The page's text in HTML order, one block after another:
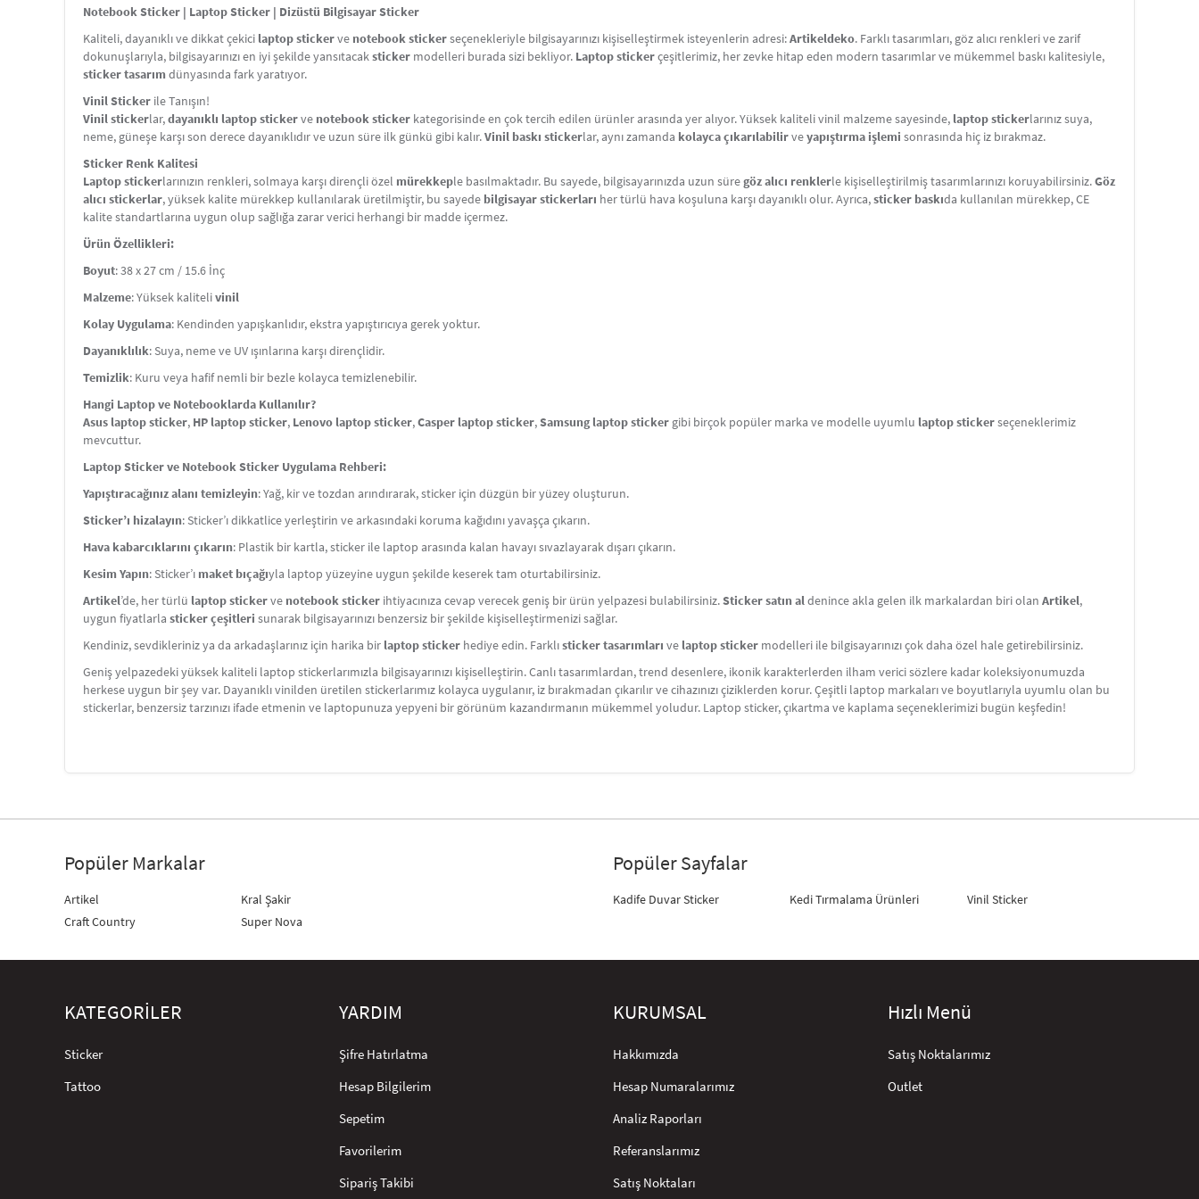
Notebook Sticker | Laptop Sticker | Dizüstü Bilgisayar Sticker
Kaliteli, dayanıklı ve dikkat çekici laptop stickerve notebook stickerseçenekleriyle bilgisayarınızı kişiselleştirmek isteyenlerin adresi:Artikeldeko. Farklı tasarımları, göz alıcı renkleri ve zarif
dokunuşlarıyla, bilgisayarınızı en iyi şekilde yansıtacaksticker modelleri burada sizi bekliyor. Laptop stickerçeşitlerimiz, her zevke hitap eden modern tasarımlar ve mükemmel baskı kalitesiyle,
sticker tasarım dünyasında fark yaratıyor.
Vinil Sticker ile Tanışın!
Vinil stickerlar,dayanıklı laptop stickerve notebook sticker kategorisinde en çok tercih edilen ürünler arasında yer alıyor. Yüksek kaliteli vinil malzeme sayesinde, laptop stickerlarınız suya,
neme, güneşe karşı son derece dayanıklıdır ve uzun süre ilk günkü gibi kalır.Vinil baskı stickerlar, aynı zamanda kolayca çıkarılabilirveyapıştırma işlemi sonrasında hiç iz bırakmaz.
Sticker Renk Kalitesi
Laptop stickerlarınızın renkleri, solmaya karşı dirençli özel mürekkeple basılmaktadır. Bu sayede, bilgisayarınızda uzun süregöz alıcı renklerle kişiselleştirilmiş tasarımlarınızı koruyabilirsiniz.Göz
alıcı stickerlar, yüksek kalite mürekkep kullanılarak üretilmiştir, bu sayede bilgisayar stickerları her türlü hava koşuluna karşı dayanıklı olur. Ayrıca,sticker baskıda kullanılan mürekkep, CE
kalite standartlarına uygun olup sağlığa zarar verici herhangi bir madde içermez.
Ürün Özellikleri:
Boyut: 38 x 27 cm / 15.6 İnç
Malzeme: Yüksek kalitelivinil
Kolay Uygulama: Kendinden yapışkanlıdır, ekstra yapıştırıcıya gerek yoktur.
Dayanıklılık: Suya, neme ve UV ışınlarına karşı dirençlidir.
Temizlik: Kuru veya hafif nemli bir bezle kolayca temizlenebilir.
Hangi Laptop ve Notebooklarda Kullanılır?
Asus laptop sticker, HP laptop sticker, Lenovo laptop sticker,Casper laptop sticker,Samsung laptop sticker gibi birçok popüler marka ve modelle uyumlu laptop stickerseçeneklerimiz
mevcuttur.
Laptop Sticker ve Notebook Sticker Uygulama Rehberi:
Yapıştıracağınız alanı temizleyin: Yağ, kir ve tozdan arındırarak, sticker için düzgün bir yüzey oluşturun.
Sticker’ı hizalayın: Sticker’ı dikkatlice yerleştirin ve arkasındaki koruma kağıdını yavaşça çıkarın.
Hava kabarcıklarını çıkarın: Plastik bir kartla, sticker ile laptop arasında kalan havayı sıvazlayarak dışarı çıkarın.
Kesim Yapın: Sticker’ı maket bıçağıyla laptop yüzeyine uygun şekilde keserek tam oturtabilirsiniz.
Artikel’de, her türlü laptop stickerve notebook sticker ihtiyacınıza cevap verecek geniş bir ürün yelpazesi bulabilirsiniz.Sticker satın aldenince akla gelen ilk markalardan biri olan Artikel,
uygun fiyatlarla sticker çeşitleri sunarak bilgisayarınızı benzersiz bir şekilde kişiselleştirmenizi sağlar.
Kendiniz, sevdikleriniz ya da arkadaşlarınız için harika bir laptop sticker hediye edin. Farklısticker tasarımları ve laptop sticker modelleri ile bilgisayarınızı çok daha özel hale getirebilirsiniz.
Geniş yelpazedeki yüksek kaliteli laptop stickerlarımızla bilgisayarınızı kişiselleştirin. Canlı tasarımlardan, trend desenlere, ikonik karakterlerden ilham verici sözlere kadar koleksiyonumuzda
herkese uygun bir şey var. Dayanıklı vinilden üretilen stickerlarımız kolayca uygulanır, iz bırakmadan çıkarılır ve cihazınızı çiziklerden korur. Çeşitli laptop markaları ve boyutlarıyla uyumlu olan bu
stickerlar, benzersiz tarzınızı ifade etmenin ve laptopunuza yepyeni bir görünüm kazandırmanın mükemmel yoludur. Laptop sticker, çıkartma ve kaplama seçeneklerimizi bugün keşfedin!
Popüler Markalar
Artikel
Craft Country
Kral Şakir
Super Nova
Popüler Sayfalar
Kadife Duvar Sticker Kedi Tırmalama Ürünleri Vinil Sticker
KATEGORİLER
Sticker
Tattoo
YARDIM
Şifre Hatırlatma
Hesap Bilgilerim
Sepetim
Favorilerim
Sipariş Takibi
KURUMSAL
Hakkımızda
Hesap Numaralarımız
Analiz Raporları
Referanslarımız
Satış Noktaları
Hızlı Menü
Satış Noktalarımız
Outlet